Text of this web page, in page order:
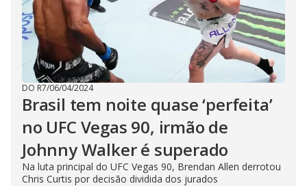
DO R7/06/04/2024
Brasil tem noite quase ‘perfeita’
no UFC Vegas 90, irmão de
Johnny Walker é superado
Na luta principal do UFC Vegas 90, Brendan Allen derrotou
Chris Curtis por decisão dividida dos jurados